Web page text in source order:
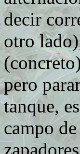
decir
otro
pero
tanque,
campo